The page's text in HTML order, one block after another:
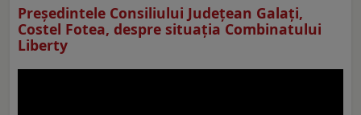
Preşedintele Consiliului Judeţean Galaţi,
Costel Fotea, despre situaţia Combinatului
Liberty